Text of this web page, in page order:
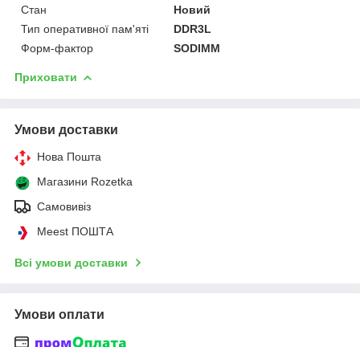
Стан
Новий
Тип оперативної пам'яті
DDR3L
Форм-фактор
SODIMM
Приховати
Умови доставки
Нова Пошта
Магазини Rozetka
Самовивіз
Meest ПОШТА
Всі умови доставки
Умови оплати